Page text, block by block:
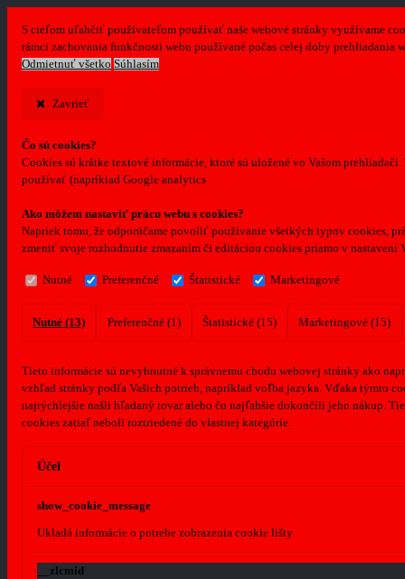
S cieľom uľahčiť používateľom používať naše webové stránky využívame
rámci zachovania funkčnosti webu používané počas celej doby prehliadania
Odmietnuť všetko Súhlasím
Zavrieť
Čo sú cookies?
Cookies sú krátke textové informácie, ktoré sú uložené vo Vašom
používať (napríklad Google analytics
Ako môžem nastaviť prácu webu s cookies?
Napriek tomu, že odporúčame povoliť používanie všetkých typov cookies,
zmeniť svoje rozhodnutie zmazaním či editáciou cookies priamo v nastavení
Nutné Preferenčné Štatistické Marketingové
Nutné (13) Preferenčné (1) Štatistické (15) Marketingové (15)
Tieto informácie sú nevyhnutné k správnemu chodu webovej stránky ako
vzhľad stránky podľa Vašich potrieb, napríklad voľba jazyka. Vďaka týmto
najrýchlejšie našli hľadaný tovar alebo čo najľahšie dokončili jeho nákup.
cookies zatiaľ neboli roztriedené do vlastnej kategórie.
Účel
show_cookie_message
Ukladá informácie o potrebe zobrazenia cookie lišty
__zlcmid